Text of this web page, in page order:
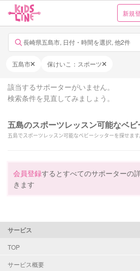
新規
長崎県五島市, 日付・時間を選択, 他2件
五島市 保けいこ：スポーツ
該当するサポーターがいません。
検索条件を見直してみましょう。
五島のスポーツレッスン可能なベ
五島でスポーツレッスン可能なベビーシッターを探せます
会員登録するとすべてのサポーターの
きます
サービス
TOP
サービス概要